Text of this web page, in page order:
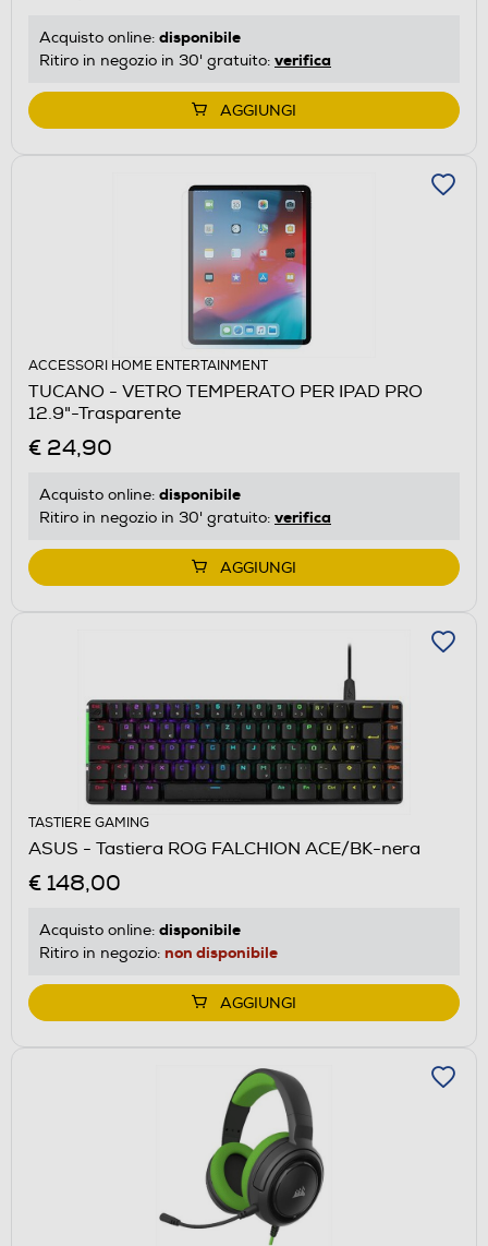
Acquisto online: disponibile
Ritiro in negozio in 30' gratuito: verifica
AGGIUNGI
ACCESSORI HOME ENTERTAINMENT
TUCANO - VETRO TEMPERATO PER IPAD PRO
12.9"-Trasparente
€ 24,90
Acquisto online: disponibile
Ritiro in negozio in 30' gratuito: verifica
AGGIUNGI
TASTIERE GAMING
ASUS - Tastiera ROG FALCHION ACE/BK-nera
€ 148,00
Acquisto online: disponibile
Ritiro in negozio: non disponibile
AGGIUNGI